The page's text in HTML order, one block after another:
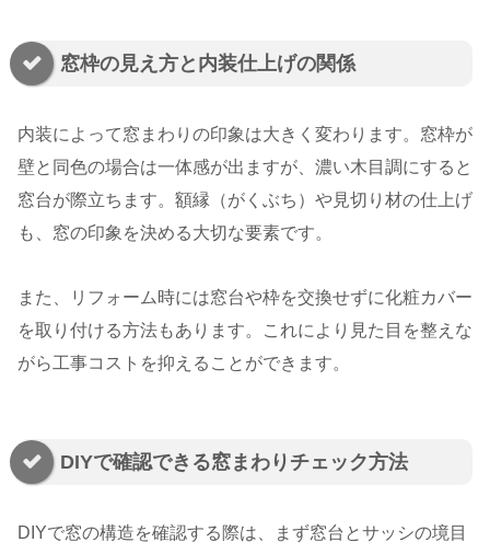
窓枠の見え方と内装仕上げの関係
内装によって窓まわりの印象は大きく変わります。窓枠が
壁と同色の場合は一体感が出ますが、濃い木目調にすると
窓台が際立ちます。額縁（がくぶち）や見切り材の仕上げ
も、窓の印象を決める大切な要素です。
また、リフォーム時には窓台や枠を交換せずに化粧カバー
を取り付ける方法もあります。これにより見た目を整えな
がら工事コストを抑えることができます。
DIYで確認できる窓まわりチェック方法
DIYで窓の構造を確認する際は、まず窓台とサッシの境目